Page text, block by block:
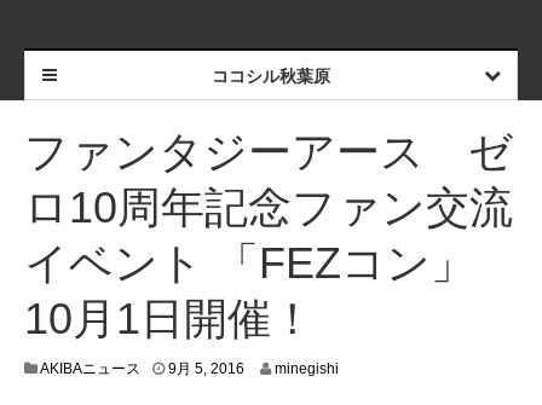
ココシル秋葉原
ファンタジーアース ゼ
ロ10周年記念ファン交流
イベント 「FEZコン」
10月1日開催！
AKIBAニュース 9月 5, 2016 minegishi